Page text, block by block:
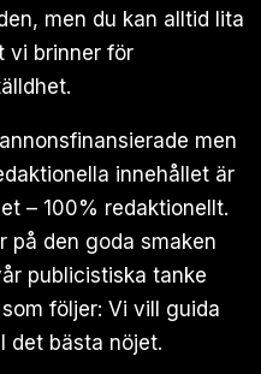
men du kan alltid lita
vi brinner för
men
innehållet är
– 100% redaktionellt.
på den goda smaken
publicistiska tanke
som följer: Vi vill guida
det bästa nöjet.